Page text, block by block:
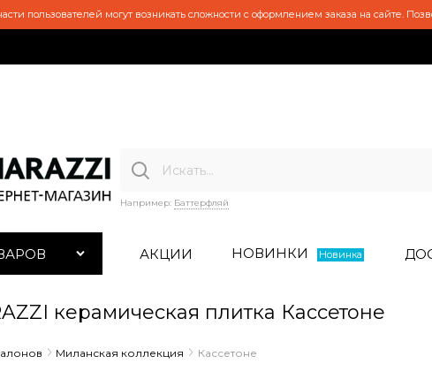
пользователей могут возникать сложности с оформлением заказа на сайте.
Например: Баттерфляй
АКЦИИ НОВИНКИ Новинка
керамическая плитка Кассетоне
Миланская коллекция Кассетоне